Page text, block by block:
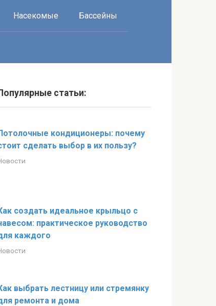
Насекомые Бассейны
статьи:
кондиционеры: почему
сделать выбор в их пользу?
создать идеальное крыльцо с
практическое руководство
каждого
выбрать лестницу или стремянку
ремонта и дома